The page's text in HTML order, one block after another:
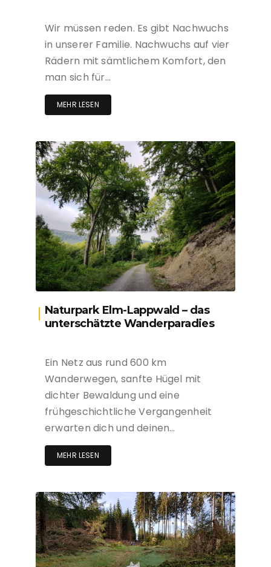
Wir müssen reden. Es gibt Nachwuchs
in unserer Familie. Nachwuchs auf vier
Rädern mit sämtlichem Komfort, den
man sich für…
MEHR LESEN
Naturpark Elm-Lappwald – das
unterschätzte Wanderparadies
Ein Netz aus rund 600 km
Wanderwegen, sanfte Hügel mit
dichter Bewaldung und eine
frühgeschichtliche Vergangenheit
erwarten dich und deinen…
MEHR LESEN